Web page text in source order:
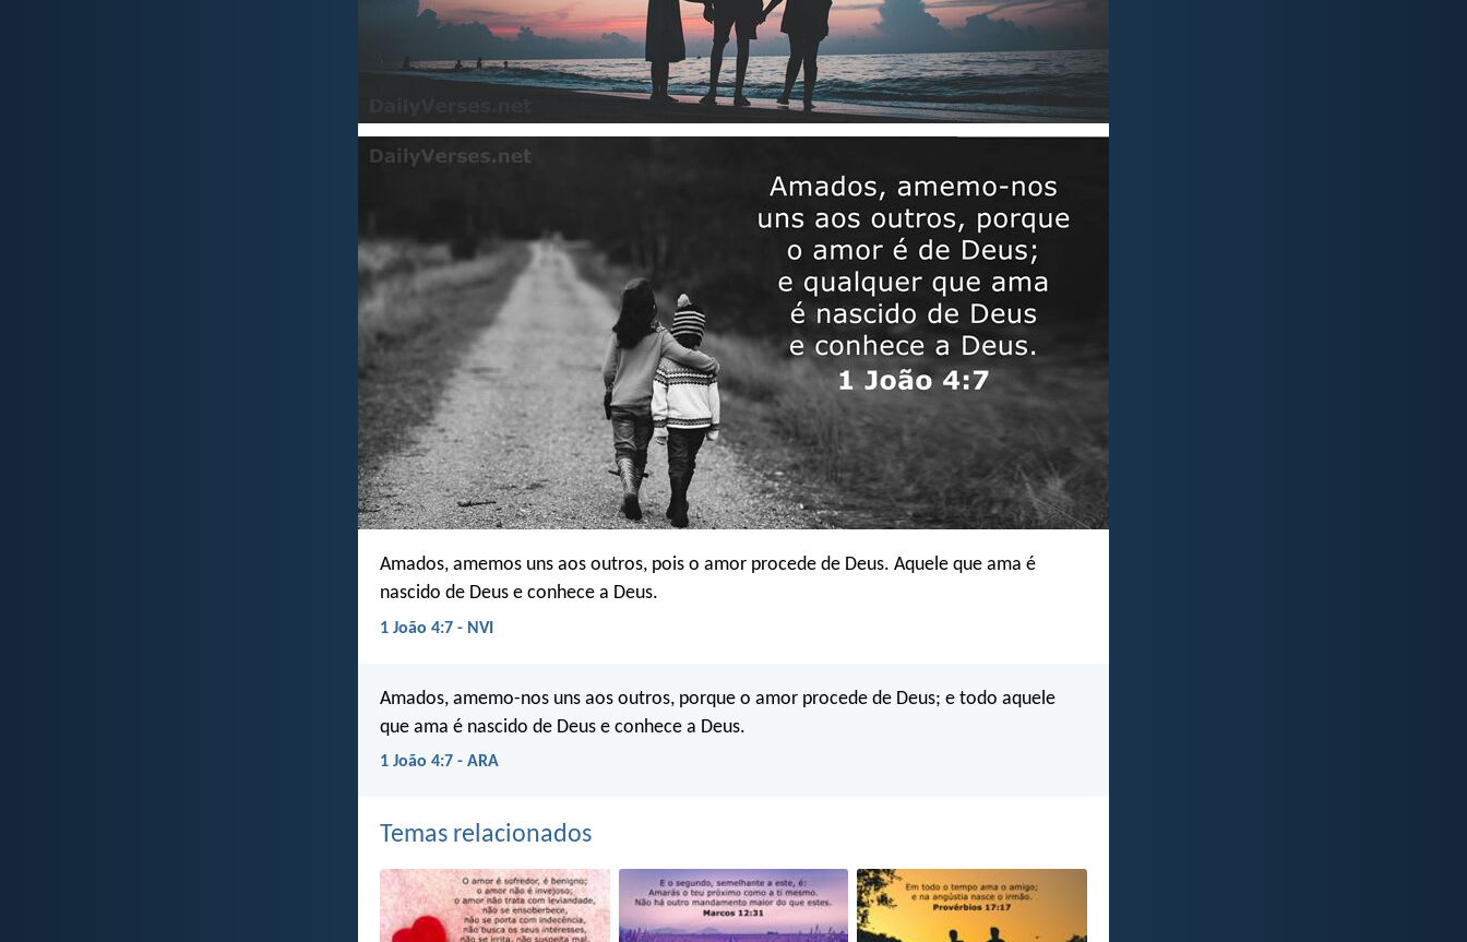
Amados, amemos uns aos outros, pois o amor procede de Deus. Aquele que ama é
nascido de Deus e conhece a Deus.
1 João 4:7 - NVI
Amados, amemo-nos uns aos outros, porque o amor procede de Deus; e todo aquele
que ama é nascido de Deus e conhece a Deus.
1 João 4:7 - ARA
Temas relacionados